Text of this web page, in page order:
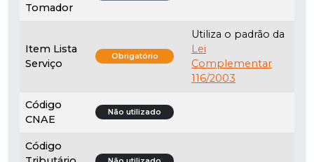
Tomador
Item Lista
Serviço
Obrigatório
Utiliza o padrão da
Lei
Complementar
116/2003
Código
CNAE
Não utilizado
Código